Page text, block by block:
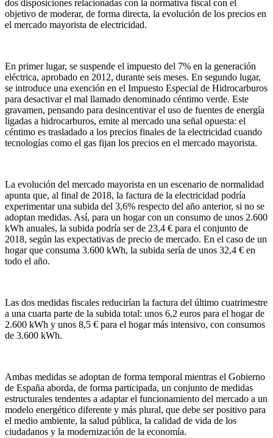
dos disposiciones relacionadas con la normativa fiscal con el
objetivo de moderar, de forma directa, la evolución de los precios en
el mercado mayorista de electricidad.
En primer lugar, se suspende el impuesto del 7% en la generación
eléctrica, aprobado en 2012, durante seis meses. En segundo lugar,
se introduce una exención en el Impuesto Especial de Hidrocarburos
para desactivar el mal llamado denominado céntimo verde. Este
gravamen, pensando para desincentivar el uso de fuentes de energía
ligadas a hidrocarburos, emite al mercado una señal opuesta: el
céntimo es trasladado a los precios finales de la electricidad cuando
tecnologías como el gas fijan los precios en el mercado mayorista.
La evolución del mercado mayorista en un escenario de normalidad
apunta que, al final de 2018, la factura de la electricidad podría
experimentar una subida del 3,6% respecto del año anterior, si no se
adoptan medidas. Así, para un hogar con un consumo de unos 2.600
kWh anuales, la subida podría ser de 23,4 € para el conjunto de
2018, según las expectativas de precio de mercado. En el caso de un
hogar que consuma 3.600 kWh, la subida sería de unos 32,4 € en
todo el año.
Las dos medidas fiscales reducirían la factura del último cuatrimestre
a una cuarta parte de la subida total: unos 6,2 euros para el hogar de
2.600 kWh y unos 8,5 € para el hogar más intensivo, con consumos
de 3.600 kWh.
Ambas medidas se adoptan de forma temporal mientras el Gobierno
de España aborda, de forma participada, un conjunto de medidas
estructurales tendentes a adaptar el funcionamiento del mercado a un
modelo energético diferente y más plural, que debe ser positivo para
el medio ambiente, la salud pública, la calidad de vida de los
ciudadanos y la modernización de la economía.